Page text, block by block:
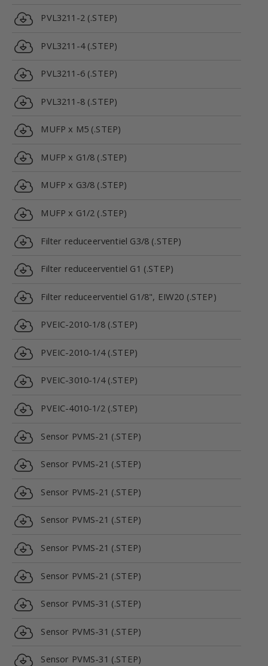
PVL3211-2 (.STEP)
PVL3211-4 (.STEP)
PVL3211-6 (.STEP)
PVL3211-8 (.STEP)
MUFP x M5 (.STEP)
MUFP x G1/8 (.STEP)
MUFP x G3/8 (.STEP)
MUFP x G1/2 (.STEP)
Filter reduceerventiel G3/8 (.STEP)
Filter reduceerventiel G1 (.STEP)
Filter reduceerventiel G1/8", EIW20 (.STEP)
PVEIC-2010-1/8 (.STEP)
PVEIC-2010-1/4 (.STEP)
PVEIC-3010-1/4 (.STEP)
PVEIC-4010-1/2 (.STEP)
Sensor PVMS-21 (.STEP)
Sensor PVMS-21 (.STEP)
Sensor PVMS-21 (.STEP)
Sensor PVMS-21 (.STEP)
Sensor PVMS-21 (.STEP)
Sensor PVMS-21 (.STEP)
Sensor PVMS-31 (.STEP)
Sensor PVMS-31 (.STEP)
Sensor PVMS-31 (.STEP)